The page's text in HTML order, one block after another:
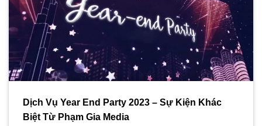
Dịch Vụ Year End Party 2023 – Sự Kiện Khác
Biệt Từ Phạm Gia Media